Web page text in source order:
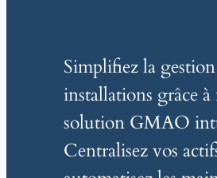
Simplifiez la
installations grâce
solution GMAO
Centralisez vos